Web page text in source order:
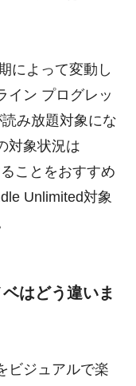
によって変動し
イン プログレッ
み放題対象にな
対象状況は
ことをおすすめ
Unlimited対象
はどう違いま
ビジュアルで楽